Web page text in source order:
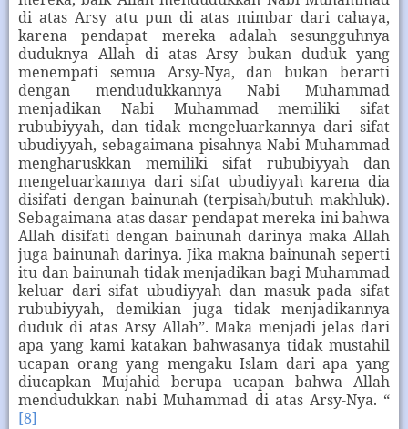
di atas Arsy atu pun di atas mimbar dari cahaya,
karena pendapat mereka adalah sesungguhnya
duduknya Allah di atas Arsy bukan duduk yang
menempati semua Arsy-Nya, dan bukan berarti
dengan mendudukkannya Nabi Muhammad
menjadikan Nabi Muhammad memiliki sifat
rububiyyah, dan tidak mengeluarkannya dari sifat
ubudiyyah, sebagaimana pisahnya Nabi Muhammad
mengharuskkan memiliki sifat rububiyyah dan
mengeluarkannya dari sifat ubudiyyah karena dia
disifati dengan bainunah (terpisah/butuh makhluk).
Sebagaimana atas dasar pendapat mereka ini bahwa
Allah disifati dengan bainunah darinya maka Allah
juga bainunah darinya. Jika makna bainunah seperti
itu dan bainunah tidak menjadikan bagi Muhammad
keluar dari sifat ubudiyyah dan masuk pada sifat
rububiyyah, demikian juga tidak menjadikannya
duduk di atas Arsy Allah”. Maka menjadi jelas dari
apa yang kami katakan bahwasanya tidak mustahil
ucapan orang yang mengaku Islam dari apa yang
diucapkan Mujahid berupa ucapan bahwa Allah
mendudukkan nabi Muhammad di atas Arsy-Nya. “
[8]